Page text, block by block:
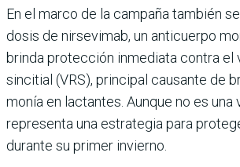
En el marco de la campaña también
dosis de nirsevimab, un anticuerpo
brinda protección inmediata contra el
sincitial (VRS), principal cau­sante de
monía en lactantes. Aunque no es una
representa una estrategia para
durante su primer invierno.